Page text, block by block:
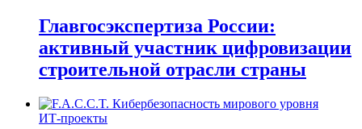
Главгосэкспертиза России:
активный участник цифровизации
строительной отрасли страны
ИТ-проекты